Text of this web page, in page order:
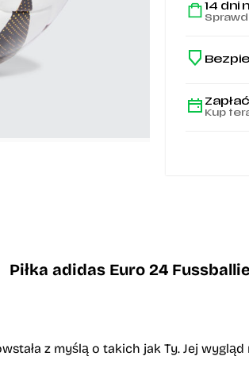
14 dni
Kup
Piłka adidas Euro 24
z myślą o takich jak Ty. Jej